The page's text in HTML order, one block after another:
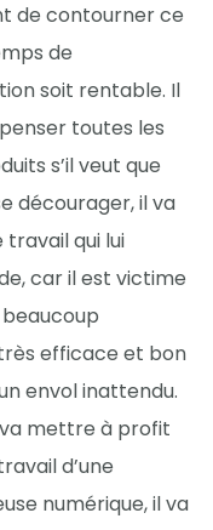
de contourner ce
de
soit rentable. Il
toutes les
s’il veut que
décourager, il va
qui lui
car il est victime
efficace et bon
envol inattendu.
va mettre à profit
d’une
numérique, il va